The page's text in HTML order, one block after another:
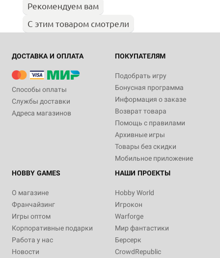
Рекомендуем вам
С этим товаром смотрели
ДОСТАВКА И ОПЛАТА
Способы оплаты
Службы доставки
Адреса магазинов
ПОКУПАТЕЛЯМ
Подобрать игру
Бонусная программа
Информация о заказе
Возврат товара
Помощь с правилами
Архивные игры
Товары без скидки
Мобильное приложение
HOBBY GAMES
О магазине
Франчайзинг
Игры оптом
Корпоративные подарки
Работа у нас
Новости
НАШИ ПРОЕКТЫ
Hobby World
Игрокон
Warforge
Мир фантастики
Берсерк
CrowdRepublic